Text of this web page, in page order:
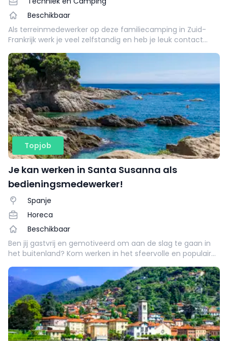
Beschikbaar
Als terreinmedewerker op deze familiecamping in Zuid-
Frankrijk werk je veel zelfstandig en heb je leuk contact
Topjob
Je kan werken in Santa Susanna als
bedieningsmedewerker!
Spanje
Horeca
Beschikbaar
Ben jij gastvrij en gemotiveerd om aan de slag te gaan in
het buitenland? Kom werken in het sfeervolle en populaire